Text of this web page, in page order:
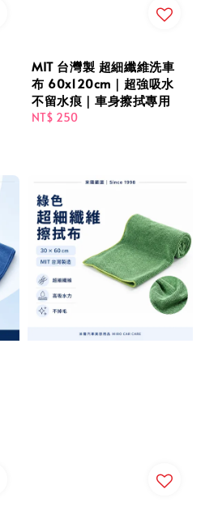
MIT 台灣製 超細纖維洗車
布 60x120cm｜超強吸水
不留水痕｜車身擦拭專用
Regular
NT$ 250